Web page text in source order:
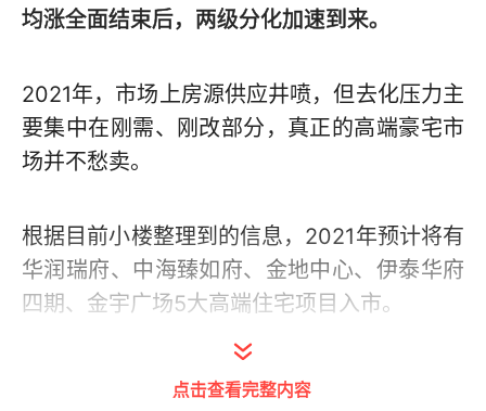
均涨全面结束后，两级分化加速到来。
2021年，市场上房源供应井喷，但去化压力主
要集中在刚需、刚改部分，真正的高端豪宅市
场并不愁卖。
根据目前小楼整理到的信息，2021年预计将有
华润瑞府、中海臻如府、金地中心、伊泰华府
四期、金宇广场5大高端住宅项目入市。
点击查看完整内容